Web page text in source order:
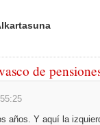
de
años. Y aquí la